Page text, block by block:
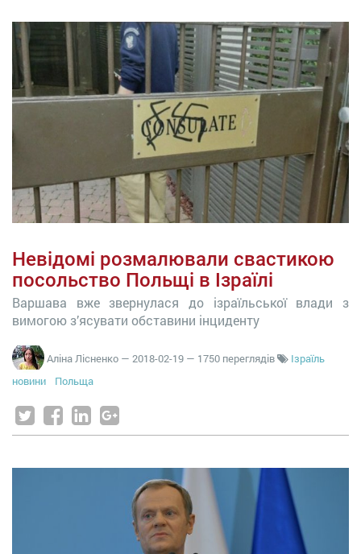
Невідомі розмалювали свастикою
посольство Польщі в Ізраїлі
Варшава вже звернулася до ізраїльської влади з
вимогою з’ясувати обставини інциденту
Аліна Лісненко — 2018-02-19 — 1750 переглядів
Ізраїль
новини
Польща